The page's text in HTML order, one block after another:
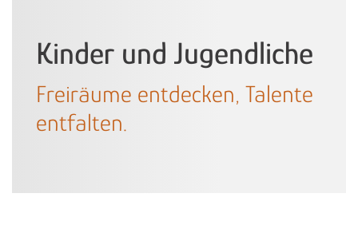
Kinder und Jugendliche
Freiräume entdecken, Talente
entfalten.